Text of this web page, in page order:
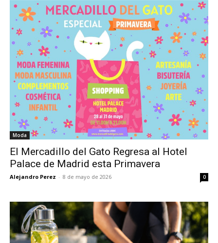
Moda
El Mercadillo del Gato Regresa al Hotel
Palace de Madrid esta Primavera
Alejandro Perez - 8 de mayo de 2026 0